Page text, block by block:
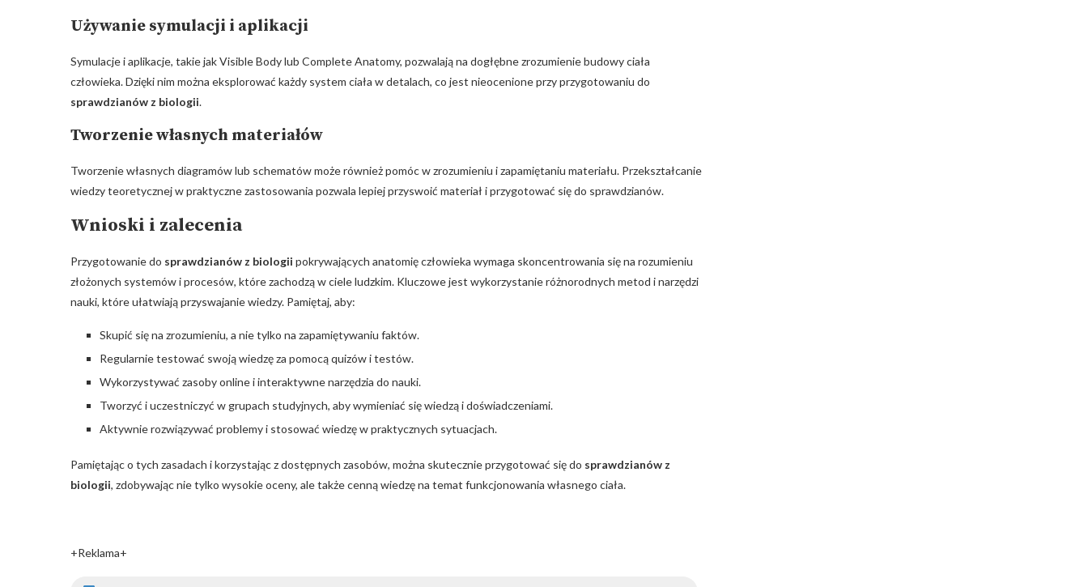
Używanie symulacji i aplikacji
Symulacje i aplikacje, takie jak Visible Body lub Complete Anatomy, pozwalają na dogłębne zrozumienie budowy ciała
człowieka. Dzięki nim można eksplorować każdy system ciała w detalach, co jest nieocenione przy przygotowaniu do
sprawdzianów z biologii.
Tworzenie własnych materiałów
Tworzenie własnych diagramów lub schematów może również pomóc w zrozumieniu i zapamiętaniu materiału. Przekształcanie
wiedzy teoretycznej w praktyczne zastosowania pozwala lepiej przyswoić materiał i przygotować się do sprawdzianów.
Wnioski i zalecenia
Przygotowanie do sprawdzianów z biologii pokrywających anatomię człowieka wymaga skoncentrowania się na rozumieniu
złożonych systemów i procesów, które zachodzą w ciele ludzkim. Kluczowe jest wykorzystanie różnorodnych metod i narzędzi
nauki, które ułatwiają przyswajanie wiedzy. Pamiętaj, aby:
Skupić się na zrozumieniu, a nie tylko na zapamiętywaniu faktów.
Regularnie testować swoją wiedzę za pomocą quizów i testów.
Wykorzystywać zasoby online i interaktywne narzędzia do nauki.
Tworzyć i uczestniczyć w grupach studyjnych, aby wymieniać się wiedzą i doświadczeniami.
Aktywnie rozwiązywać problemy i stosować wiedzę w praktycznych sytuacjach.
Pamiętając o tych zasadach i korzystając z dostępnych zasobów, można skutecznie przygotować się do sprawdzianów z
biologii, zdobywając nie tylko wysokie oceny, ale także cenną wiedzę na temat funkcjonowania własnego ciała.
+Reklama+